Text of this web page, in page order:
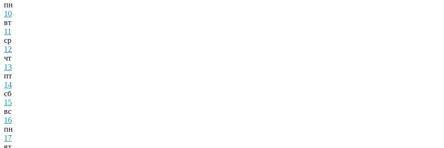
пн
10
вт
11
ср
12
чт
13
пт
14
сб
15
вс
16
пн
17